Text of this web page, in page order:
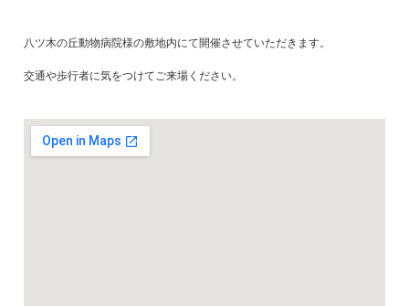
八ツ木の丘動物病院様の敷地内にて開催させていただきます。
交通や歩行者に気をつけてご来場ください。